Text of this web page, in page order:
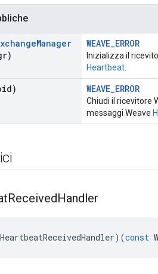
Manager
WEAVE_ERROR
Inizializza il
Heartbeat
WEAVE_ERROR
Chiudi il ricevitore
messaggi Weave
ReceivedHandler
)(const